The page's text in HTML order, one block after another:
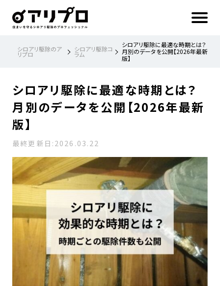
シロアリ駆除のア
リプロ
シロアリ駆除コ
ラム
シロアリ駆除に最適な時期とは？
月別のデータを公開【2026年最新
版】
シロアリ駆除に最適な時期とは？
月別のデータを公開【2026年最新
版】
最終更新日:2026.03.22